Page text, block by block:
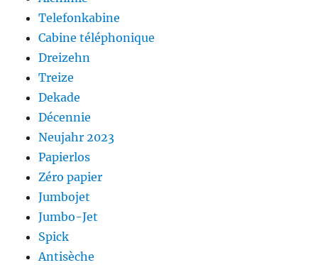
Telefonkabine
Cabine téléphonique
Dreizehn
Treize
Dekade
Décennie
Neujahr 2023
Papierlos
Zéro papier
Jumbojet
Jumbo-Jet
Spick
Antisèche